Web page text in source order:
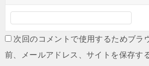
次回のコメントで使用するためブラ
前、メールアドレス、サイトを保存する